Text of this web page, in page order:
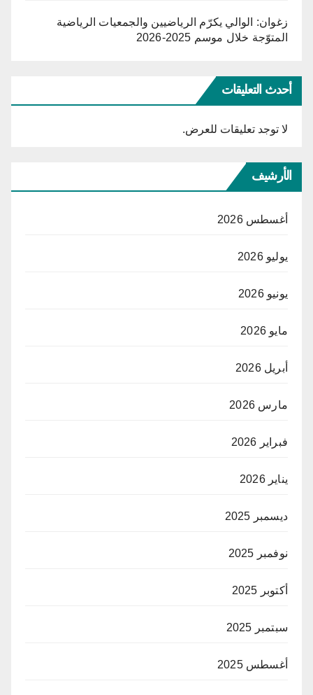
زغوان: الوالي يكرّم الرياضيين والجمعيات الرياضية
المتوّجة خلال موسم 2025-2026
أحدث التعليقات
لا توجد تعليقات للعرض.
الأرشيف
أغسطس 2026
يوليو 2026
يونيو 2026
مايو 2026
أبريل 2026
مارس 2026
فبراير 2026
يناير 2026
ديسمبر 2025
نوفمبر 2025
أكتوبر 2025
سبتمبر 2025
أغسطس 2025